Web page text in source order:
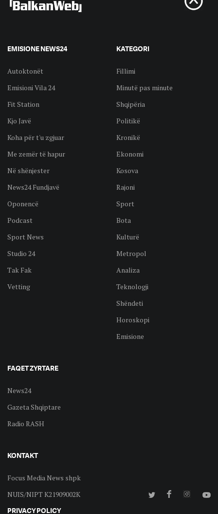
EMISIONE NEWS24
Autoktonët
Emisioni Vila 24
Fit Station
Kjo Javë
Koha për t'u zgjuar
Me zemër të hapur
Në shënjester
News24 Fundjavë
Oponencë
Podcast
Sport News
Studio 24
Tak Fak
Vetting
KATEGORI
Fillimi
Minutë pas minute
Shqipëria
Politikë
Kronikë
Ekonomi
Kosova
Rajoni
Sport
Bota
Kulturë
Metropol
Analiza
Teknologji
Shëndeti
Horoskopi
Emisione
FAQET ZYRTARE
News24
Gazeta Shqiptare
Radio RASH
KONTAKT
Focus Media News shpk
NUIS/NIPT K21909002K
PRIVACY POLICY